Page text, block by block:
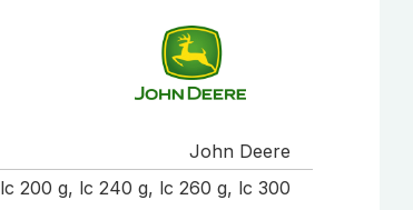
John Deere
lc 200 g, lc 240 g, lc 260 g, lc 300